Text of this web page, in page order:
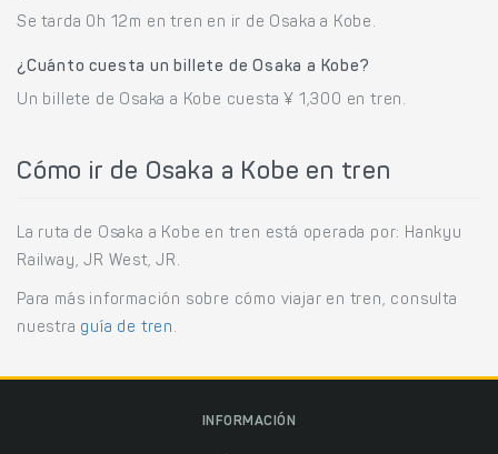
Se tarda 0h 12m en tren en ir de Osaka a Kobe.
¿Cuánto cuesta un billete de Osaka a Kobe?
Un billete de Osaka a Kobe cuesta ¥ 1,300 en tren.
Cómo ir de Osaka a Kobe en tren
La ruta de Osaka a Kobe en tren está operada por: Hankyu
Railway, JR West, JR.
Para más información sobre cómo viajar en tren, consulta
nuestra guía de tren .
INFORMACIÓN